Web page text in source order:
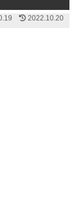
2022.10.20